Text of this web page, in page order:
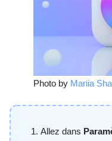
Photo by Mariia
Allez dans